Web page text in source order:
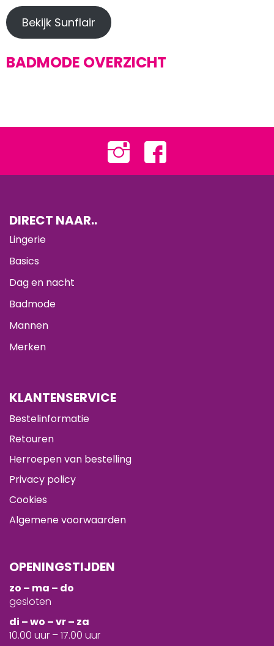
Bekijk Sunflair
BADMODE OVERZICHT
DIRECT NAAR..
Lingerie
Basics
Dag en nacht
Badmode
Mannen
Merken
KLANTENSERVICE
Bestelinformatie
Retouren
Herroepen van bestelling
Privacy policy
Cookies
Algemene voorwaarden
OPENINGSTIJDEN
zo – ma – do
gesloten
di – wo – vr – za
10.00 uur – 17.00 uur